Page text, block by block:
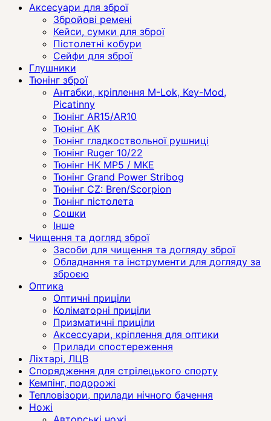
Аксесуари для зброї
Збройові ремені
Кейси, сумки для зброї
Пістолетні кобури
Сейфи для зброї
Глушники
Тюнінг зброї
Антабки, кріплення M-Lok, Key-Mod,
Picatinny
Тюнінг AR15/AR10
Тюнінг АК
Тюнінг гладкоствольної рушниці
Тюнінг Ruger 10/22
Тюнінг HK MP5 / MKE
Тюнінг Grand Power Stribog
Тюнінг CZ: Bren/Scorpion
Тюнінг пістолета
Сошки
Інше
Чищення та догляд зброї
Засоби для чищення та догляду зброї
Обладнання та інструменти для догляду за
зброєю
Оптика
Оптичні приціли
Коліматорні приціли
Призматичні приціли
Аксессуари, кріплення для оптики
Прилади спостереження
Ліхтарі, ЛЦВ
Спорядження для стрілецького спорту
Кемпінг, подорожі
Тепловізори, прилади нічного бачення
Ножі